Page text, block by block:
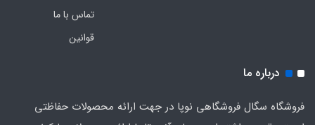
تماس با ما
قوانین
درباره ما
فروشگاه سگال فروشگاهی نوپا در جهت ارائه محصولات حفاظتی